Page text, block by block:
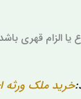
الزام قهری
خرید ملک ورثه